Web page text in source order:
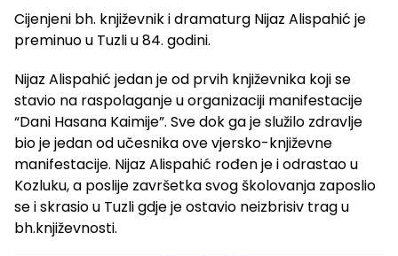
Cijenjeni bh. književnik i dramaturg Nijaz Alispahić je
preminuo u Tuzli u 84. godini.
Nijaz Alispahić jedan je od prvih književnika koji se
stavio na raspolaganje u organizaciji manifestacije
“Dani Hasana Kaimije”. Sve dok ga je služilo zdravlje
bio je jedan od učesnika ove vjersko-književne
manifestacije. Nijaz Alispahić rođen je i odrastao u
Kozluku, a poslije završetka svog školovanja zaposlio
se i skrasio u Tuzli gdje je ostavio neizbrisiv trag u
bh.književnosti.